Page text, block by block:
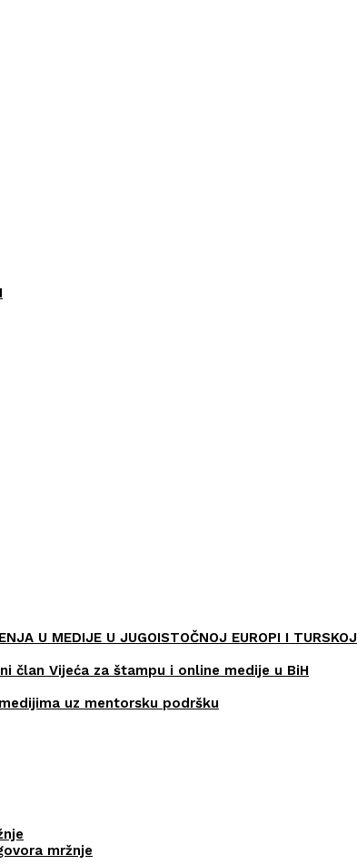
U MEDIJE U JUGOISTOČNOJ EUROPI I TURSKOJ
član Vijeća za štampu i online medije u BiH
uz mentorsku podršku
mržnje